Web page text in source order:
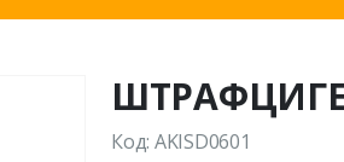
Код: AKISD0601